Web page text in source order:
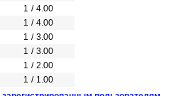
1 / 4.00
1 / 4.00
1 / 3.00
1 / 3.00
1 / 2.00
1 / 1.00